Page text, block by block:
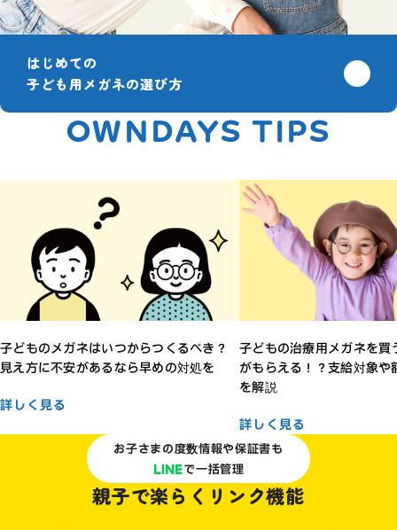
はじめての
子ども用メガネの選び方
OWNDAYS TIPS
子どものメガネはいつからつくるべき？
見え方に不安があるなら早めの対処を
詳しく見る
子どもの治療用メガネを買
がもらえる！？支給対象や
を解説
詳しく見る
お子さまの度数情報や保証書も
で一括管理
親子で楽らくリンク機能